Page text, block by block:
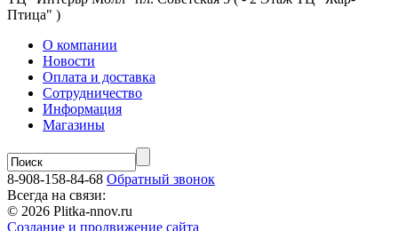
Птица" )
О компании
Новости
Оплата и доставка
Сотрудничество
Информация
Магазины
8-908-158-84-68 Обратный звонок
Всегда на связи:
© 2026 Plitka-nnov.ru
Создание и продвижение сайта